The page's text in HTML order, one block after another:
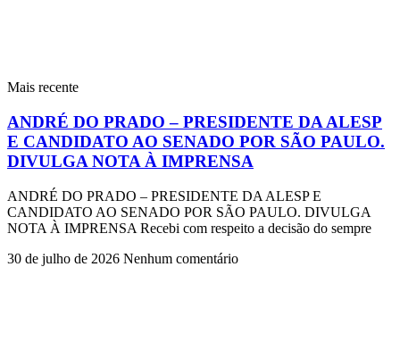
Mais recente
ANDRÉ DO PRADO – PRESIDENTE DA ALESP
E CANDIDATO AO SENADO POR SÃO PAULO.
DIVULGA NOTA À IMPRENSA
ANDRÉ DO PRADO – PRESIDENTE DA ALESP E
CANDIDATO AO SENADO POR SÃO PAULO. DIVULGA
NOTA À IMPRENSA Recebi com respeito a decisão do sempre
30 de julho de 2026 Nenhum comentário